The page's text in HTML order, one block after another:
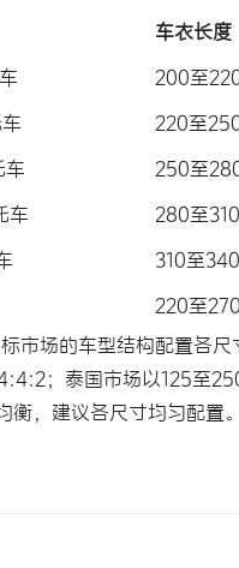
车衣长度
200至
220至
车 250至
车 280至310
310至340
220至270
市场的车型结构配置各
；泰国市场以125至
，建议各尺寸均匀配置。